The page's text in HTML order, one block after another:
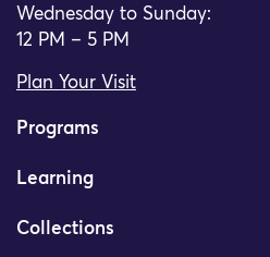
Wednesday to Sunday:
12 PM – 5 PM
Plan Your Visit
Programs
Learning
Collections